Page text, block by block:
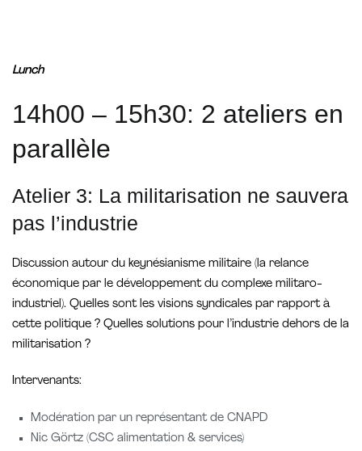
Lunch
14h00 – 15h30: 2 ateliers en
parallèle
Atelier 3: La militarisation ne sauvera
pas l’industrie
Discussion autour du keynésianisme militaire (la relance
économique par le développement du complexe militaro-
industriel). Quelles sont les visions syndicales par rapport à
cette politique ? Quelles solutions pour l’industrie dehors de la
militarisation ?
Intervenants:
Modération par un représentant de CNAPD
Nic Görtz (CSC alimentation & services)